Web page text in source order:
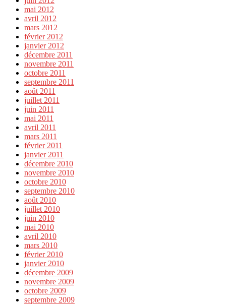
mai 2012
avril 2012
mars 2012
février 2012
janvier 2012
décembre 2011
novembre 2011
octobre 2011
septembre 2011
août 2011
juillet 2011
juin 2011
mai 2011
avril 2011
mars 2011
février 2011
janvier 2011
décembre 2010
novembre 2010
octobre 2010
septembre 2010
août 2010
juillet 2010
juin 2010
mai 2010
avril 2010
mars 2010
février 2010
janvier 2010
décembre 2009
novembre 2009
octobre 2009
septembre 2009